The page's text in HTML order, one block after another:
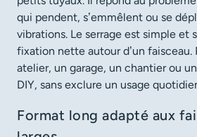
qui pendent, s’emmêlent ou se
vibrations. Le serrage est simple et
fixation nette autour d’un faisceau.
atelier, un garage, un chantier ou
DIY, sans exclure un usage
Format long adapté aux